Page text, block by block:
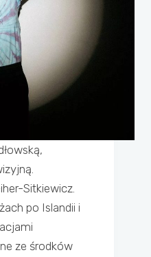
Sitkiewicz.
po Islandii i
ze środków